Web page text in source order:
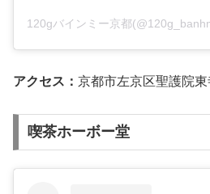
アクセス： 京都市左京区聖護院
喫茶ホーボー堂